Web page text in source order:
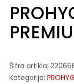
Šifra artikla:
Kategorija: